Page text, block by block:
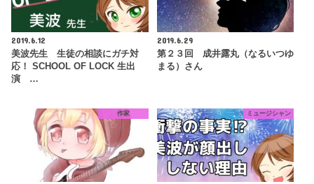
2019.6.12
美波先生 生徒の相談にガチ対
応！ SCHOOL OF LOCK 生出
演 …
2019.6.29
第２３回 成井露丸（なるいつゆ
まる）さん
作家 ミュージシャン